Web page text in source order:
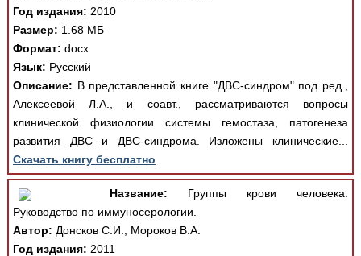
Год издания: 2010
Размер: 1.68 МБ
Формат: docx
Язык: Русский
Описание: В представленной книге "ДВС-синдром" под ред.,
Алексеевой Л.А., и соавт., рассматриваются вопросы
клинической физиологии системы гемостаза, патогенеза
развития ДВС и ДВС-синдрома. Изложены клинические...
Скачать книгу бесплатно
Название: Группы крови человека.
Руководство по иммуносерологии.
Автор: Донсков С.И., Мороков В.А.
Год издания: 2011